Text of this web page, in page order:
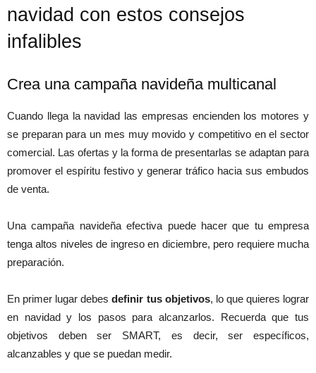
navidad con estos consejos
infalibles
Crea una campaña navideña multicanal
Cuando llega la navidad las empresas encienden los motores y
se preparan para un mes muy movido y competitivo en el sector
comercial. Las ofertas y la forma de presentarlas se adaptan para
promover el espíritu festivo y generar tráfico hacia sus embudos
de venta.
Una campaña navideña efectiva puede hacer que tu empresa
tenga altos niveles de ingreso en diciembre, pero requiere mucha
preparación.
En primer lugar debesdefinir tus objetivos, lo que quieres lograr
en navidad y los pasos para alcanzarlos. Recuerda que tus
objetivos deben ser SMART, es decir, ser específicos,
alcanzables y que se puedan medir.